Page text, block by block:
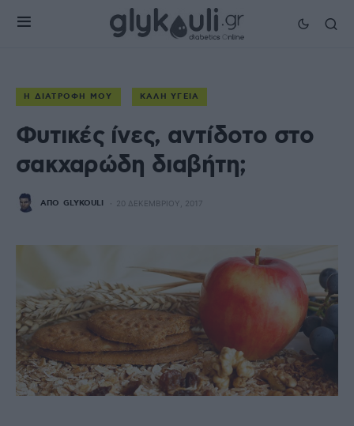
Η ΔΙΑΤΡΟΦΉ ΜΟΥ ΚΑΛΉ ΥΓΕΊΑ
Φυτικές ίνες, αντίδοτο στο
σακχαρώδη διαβήτη;
ΑΠΌ GLYKOULI 20 ΔΕΚΕΜΒΡΊΟΥ, 2017